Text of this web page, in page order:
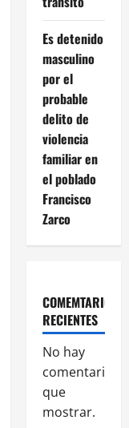
Es detenido
masculino
por el
probable
delito de
violencia
familiar en
el poblado
Francisco
Zarco
COMEMTARIOS
RECIENTES
No hay
comentarios
que
mostrar.